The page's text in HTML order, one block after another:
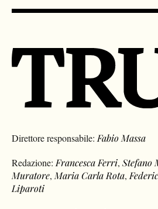
Direttore responsabile: Fabio Massa
Redazione: Francesca Ferri,Stefano
Muratore, Maria Carla Rota,
Liparoti